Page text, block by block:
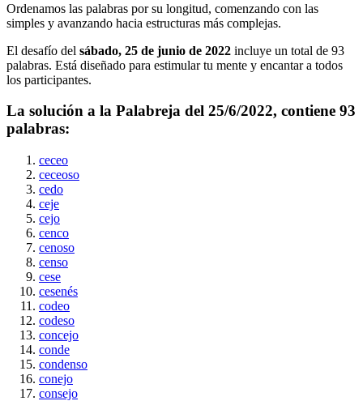
Ordenamos las palabras por su longitud, comenzando con las
simples y avanzando hacia estructuras más complejas.
El desafío del sábado, 25 de junio de 2022 incluye un total de 93
palabras. Está diseñado para estimular tu mente y encantar a todos
los participantes.
La solución a la Palabreja del 25/6/2022, contiene 93
palabras:
ceceo
ceceoso
cedo
ceje
cejo
cenco
cenoso
censo
cese
cesenés
codeo
codeso
concejo
conde
condenso
conejo
consejo